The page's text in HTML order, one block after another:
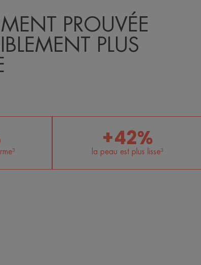
PROUVÉE
PLUS
+42%
la peau est plus lisse³